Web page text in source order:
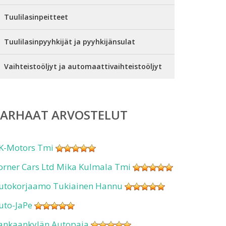
Tuulilasinpeitteet
Tuulilasinpyyhkijät ja pyyhkijänsulat
Vaihteistoöljyt ja automaattivaihteistoöljyt
ARVOSTELUT
Motors Tmi
Cars Ltd Mika Kulmala Tmi
Tukiainen Hannu
JaPe